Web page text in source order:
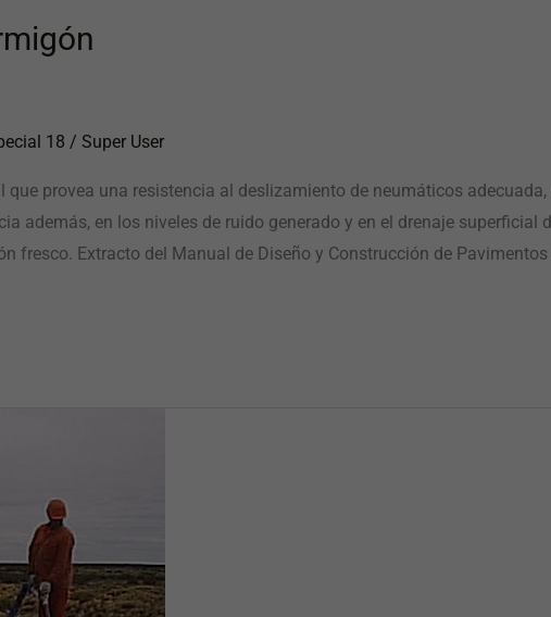
18 / Super User
provea una resistencia al deslizamiento de neumáticos
además, en los niveles de ruido generado y en el drenaje superficial
fresco. Extracto del Manual de Diseño y Construcción de